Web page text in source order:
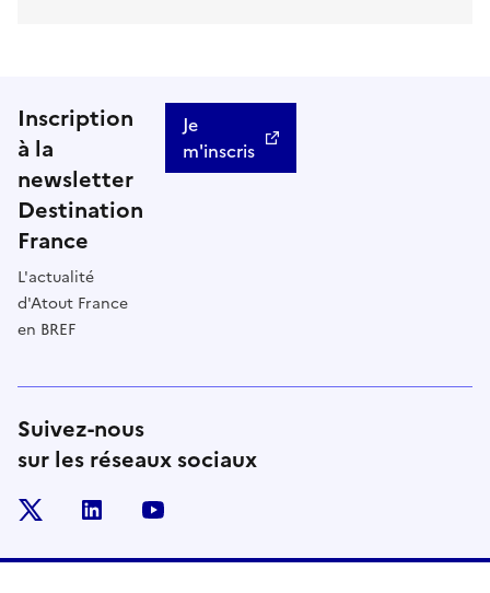
Inscription
à la
newsletter
Destination
France
L'actualité
d'Atout France
en BREF
Je
m'inscris
Suivez-nous
sur les réseaux sociaux
linkedin